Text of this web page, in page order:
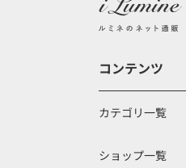
コンテンツ
カテゴリ一覧
ショップ一覧